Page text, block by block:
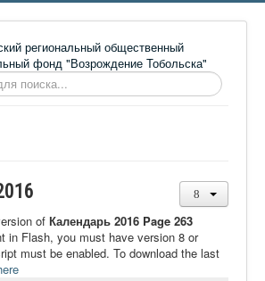
of Календарь 2016 Page 263
in Flash, you must have version 8 or
must be enabled. To download the last